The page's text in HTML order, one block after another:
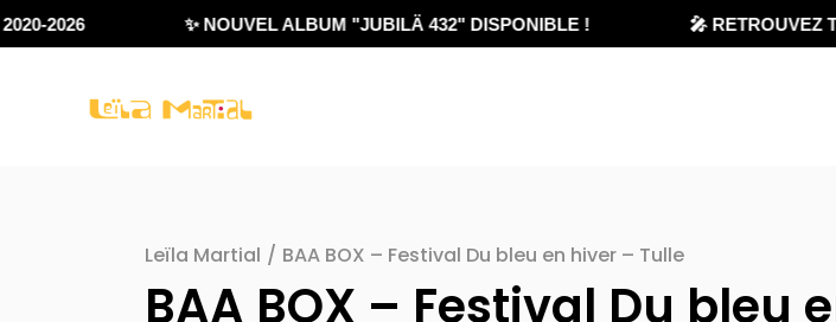
2026 ✨ NOUVEL ALBUM "JUBILÄ 432" DISPONIBLE ! 🎤 RETROUVEZ
Leïla Martial / BAA BOX – Festival Du bleu en hiver – Tulle
BAA BOX – Festival Du bleu